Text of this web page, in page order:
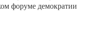
форуме демократии